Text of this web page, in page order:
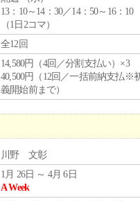
13：10～14：30／14：50～16：10
（1日2コマ）
全12回
14,580円（4回／分割支払い）×3
40,500円（12回／一括前納支払※
義開始前まで）
川野 文彰
1月 26日 ～ 4月 6日
A Week